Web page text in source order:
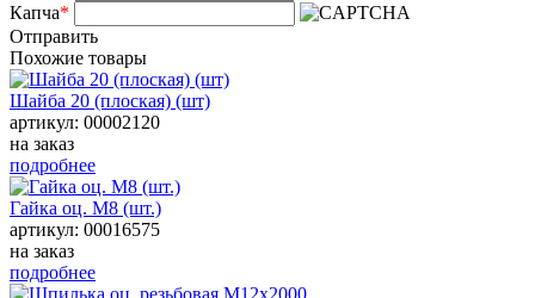
Капча*
Отправить
Похожие товары
Шайба 20 (плоская) (шт)
артикул: 00002120
на заказ
подробнее
Гайка оц. М8 (шт.)
артикул: 00016575
на заказ
подробнее